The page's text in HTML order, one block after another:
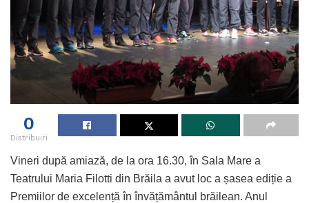
0
Distribuiri
Vineri după amiază, de la ora 16.30, în Sala Mare a
Teatrului Maria Filotti din Brăila a avut loc a șasea ediție a
Premiilor de excelență în învățământul brăilean. Anul